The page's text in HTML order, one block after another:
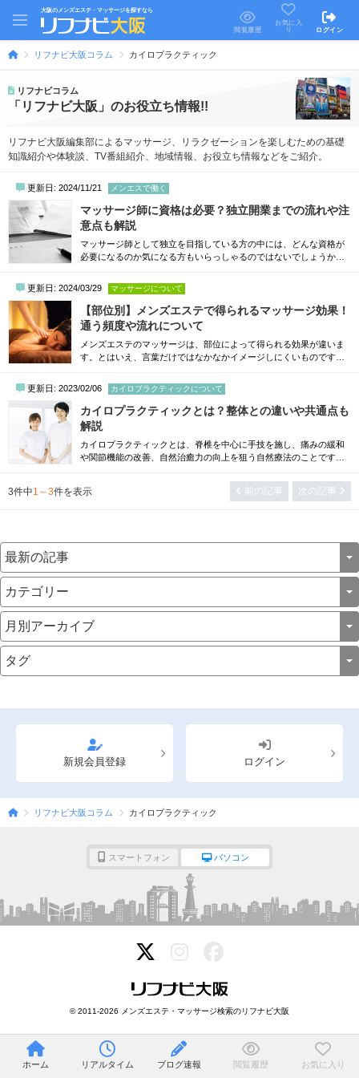
大阪のメンズエステ・マッサージを探すなら
閲覧履歴
お気に入
り
ログイン
リフナビ大阪コラム カイロプラクティック
リフナビコラム
「リフナビ大阪」のお役立ち情報!!
リフナビ大阪編集部によるマッサージ、リラクゼーションを楽しむための基礎
知識紹介や体験談、TV番組紹介、地域情報、お役立ち情報などをご紹介。
更新日: 2024/11/21 メンエスで働く
マッサージ師に資格は必要？独立開業までの流れや注
意点も解説
マッサージ師として独立を目指している方の中には、どんな資格が
必要になるのか気になる方もいらっしゃるのではないでしょうか。
を行うマッサージ師には、施術内容に沿った資格が必要です。今回
はこれからマッサージ師として独立を目指す方向けに、業種ごとに
必要な資格や、独立開業までの流れなどをわかりやすくお伝えしま
す。医療行為を目的としたマッサージ師には...
更新日: 2024/03/29 マッサージについて
【部位別】メンズエステで得られるマッサージ効果！
通う頻度や流れについて
メンズエステのマッサージは、部位によって得られる効果が違いま
す。とはいえ、言葉だけではなかなかイメージしにくいものです。
主な効果や部位別の効果についてまとめました。効率的にマッサー
ジ効果を得たいと考えている方は、ぜひ参考にしてください。メン
ズエステのマッサージ効果3選メンズエステのマッサージで得られる
効果は以下のとおりです。 1. 血流改善 2....
更新日: 2023/02/06 カイロプラクティックについて
カイロプラクティックとは？整体との違いや共通点も
解説
カイロプラクティックとは、脊椎を中心に手技を施し、痛みの緩和
や関節機能の改善、自然治癒力の向上を狙う自然療法のことです。
の別物といえます。この記事では、カイロプラクティックと整体の
違いや共通点について解説します。どちらの施術が自分に合ってい
3件中1～3件を表示 前の記事 次の記事
新規会員登録 ログイン
リフナビ大阪コラム カイロプラクティック
スマートフォン パソコン
© 2011-2026 メンズエステ・マッサージ検索のリフナビ大阪
ホーム リアルタイム ブログ速報 閲覧履歴 お気に入り